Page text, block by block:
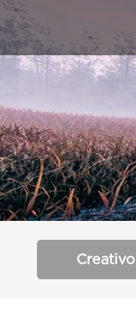
Creativo